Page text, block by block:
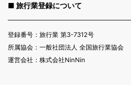
■ 旅行業登録について
登録番号：旅行業 第3-7312号
所属協会：一般社団法人 全国旅行業協会
運営会社：株式会社NinNin